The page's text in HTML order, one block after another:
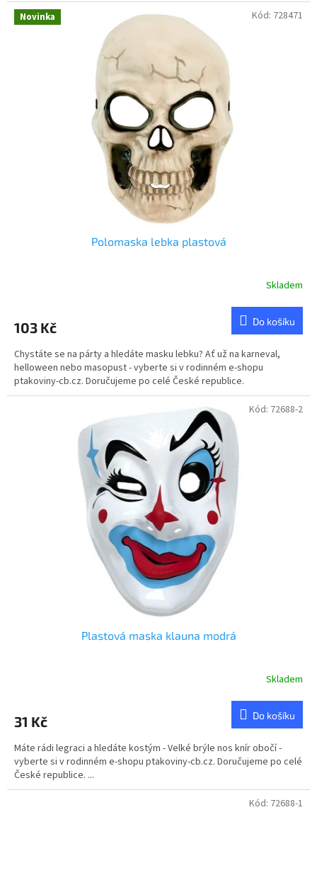
Novinka
Polomaska lebka plastová
Skladem
103 Kč Do košíku
Chystáte se na párty a hledáte masku lebku? Ať už na karneval,
helloween nebo masopust - vyberte si v rodinném e-shopu
ptakoviny-cb.cz. Doručujeme po celé České republice.
Kód: 728471
Plastová maska klauna modrá
Skladem
31 Kč Do košíku
Máte rádi legraci a hledáte kostým - Velké brýle nos knír obočí -
vyberte si v rodinném e-shopu ptakoviny-cb.cz. Doručujeme po celé
České republice. ...
Kód: 72688-2
Kód: 72688-1